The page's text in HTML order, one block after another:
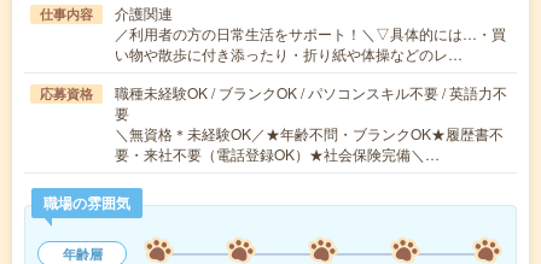
仕事内容
介護関連
／利用者の方の日常生活をサポート！＼▽具体的には…・買
い物や散歩に付き添ったり・折り紙や体操などのレ…
応募資格
職種未経験OK / ブランクOK / パソコンスキル不要 / 英語力不
要
＼無資格＊未経験OK／★年齢不問・ブランクOK★履歴書不
要・来社不要（電話登録OK）★社会保険完備＼…
職場の雰囲気
年齢層